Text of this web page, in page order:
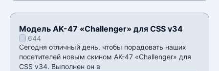
Модель AK-47 «Challenger» для CSS v34
644
Сегодня отличный день, чтобы порадовать наших
посетителей новым скином AK-47 «Challenger» для
CSS v34. Выполнен он в